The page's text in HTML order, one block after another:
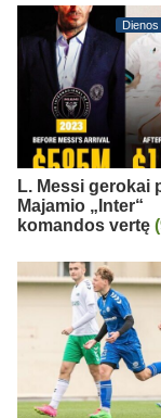
L. Messi gerokai
Majamio „Inter“
komandos vertę